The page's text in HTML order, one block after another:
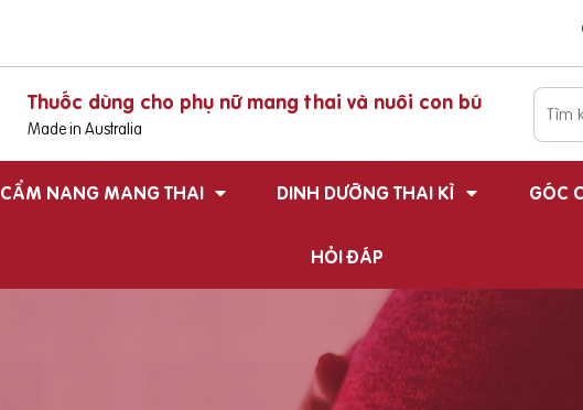
Thuốc dùng cho phụ nữ mang thai và nuôi con bú
Made in Australia
CẨM NANG MANG THAI DINH DƯỠNG THAI KÌ GÓC
HỎI ĐÁP